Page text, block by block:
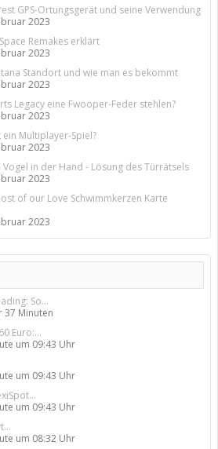
GPS-Ortungsgerät und seine Verwendung
2023
Remakes erklärt
2023
Standort und wie man es bekommt
2023
Legacy eine Fwooper-Feder stehlen?
2023
Multiplayer-Spiel?
2023
Vogel in der Hand - Lösung des Türrätsels
2023
of our Love Schwimmkerzen Karte
2023
So...
37 Minuten
Euro:...
um 09:43 Uhr
um 09:43 Uhr
um 09:43 Uhr
um 08:32 Uhr